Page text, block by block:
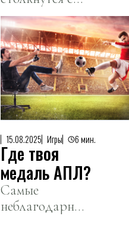
битве за
Лигу
Чемпионов
«Кайратом»,
жаждущим
повторить
подвиги
«Шахтера»
15.08.2025 Игры 6 мин.
Где твоя
медаль АПЛ?
Самые
неблагодарные